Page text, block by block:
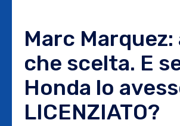
Marc
che scelta. E
Honda lo
LICENZIATO?